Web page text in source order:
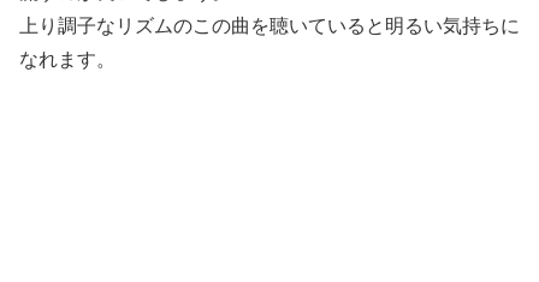
上り調子なリズムのこの曲を聴いていると明るい気持ちに
なれます。